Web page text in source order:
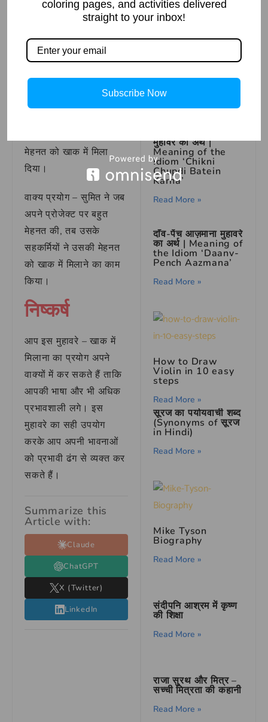
खाक में मिलाना
मुहावरे का
वाक्य प्रयोग
वाक्य प्रयोग – जब उसने
अपनी मेहनत से परीक्षा में
मेहनत को खाक में मिला
दिया।
वाक्य प्रयोग – सुमित ने जब
अपने प्रोजेक्ट पर बहुत
मेहनत की, तब उसके
सहकर्मियों ने उसकी मेहनत
को खाक में मिलाने का काम
किया।
निष्कर्ष
आप इस मुहावरे – खाक में
मिलाना का प्रयोग अपने
वाक्यों में कर सकते हैं ताकि
आपकी भाषा और भी अधिक
प्रभावशाली लगे। इस
मुहावरे का सही उपयोग
करके आप अपनी भावनाओं
को प्रभावी ढंग से व्यक्त कर
सकते हैं।
Summarize this
Article with:
Claude
ChatGPT
X (Twitter)
LinkedIn
How to Draw
Step Guide
Read More »
मुहावरे का अर्थ |
Meaning of the
Idiom ‘Chikni
Chupdi Batein
Karna’
Read More »
दाँव-पेंच आज़माना मुहावरे
का अर्थ | Meaning of
the Idiom ‘Daanv-
Pench Aazmana’
Read More »
How to Draw
Violin in 10 easy
steps
Read More »
सूरज का पर्यायवाची शब्द
(Synonyms of सूरज
in Hindi)
Read More »
Mike Tyson
Biography
Read More »
संदीपनि आश्रम में कृष्ण
की शिक्षा
Read More »
राजा सुरथ और मित्र –
सच्ची मित्रता की कहानी
Read More »
coloring pages, and activities delivered
straight to your inbox!
Subscribe Now